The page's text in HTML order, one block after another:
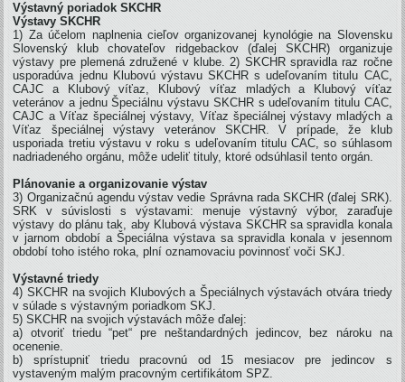
Výstavný poriadok SKCHR
Výstavy SKCHR
1) Za účelom naplnenia cieľov organizovanej kynológie na Slovensku
Slovenský klub chovateľov ridgebackov (ďalej SKCHR) organizuje
výstavy pre plemená združené v klube. 2) SKCHR spravidla raz ročne
usporadúva jednu Klubovú výstavu SKCHR s udeľovaním titulu CAC,
CAJC a Klubový víťaz, Klubový víťaz mladých a Klubový víťaz
veteránov a jednu Špeciálnu výstavu SKCHR s udeľovaním titulu CAC,
CAJC a Víťaz špeciálnej výstavy, Víťaz špeciálnej výstavy mladých a
Víťaz špeciálnej výstavy veteránov SKCHR. V prípade, že klub
usporiada tretiu výstavu v roku s udeľovaním titulu CAC, so súhlasom
nadriadeného orgánu, môže udeliť tituly, ktoré odsúhlasil tento orgán.
Plánovanie a organizovanie výstav
3) Organizačnú agendu výstav vedie Správna rada SKCHR (ďalej SRK).
SRK v súvislosti s výstavami: menuje výstavný výbor, zaraďuje
výstavy do plánu tak, aby Klubová výstava SKCHR sa spravidla konala
v jarnom období a Špeciálna výstava sa spravidla konala v jesennom
období toho istého roka, plní oznamovaciu povinnosť voči SKJ.
Výstavné triedy
4) SKCHR na svojich Klubových a Špeciálnych výstavách otvára triedy
v súlade s výstavným poriadkom SKJ.
5) SKCHR na svojich výstavách môže ďalej:
a) otvoriť triedu “pet“ pre neštandardných jedincov, bez nároku na
ocenenie.
b) sprístupniť triedu pracovnú od 15 mesiacov pre jedincov s
vystaveným malým pracovným certifikátom SPZ.